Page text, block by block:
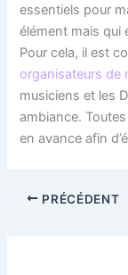
essentiels pour
élément mais qui
Pour cela, il est
organisateurs de
musiciens et les
ambiance.
en avance afin
PRÉCÉDENT